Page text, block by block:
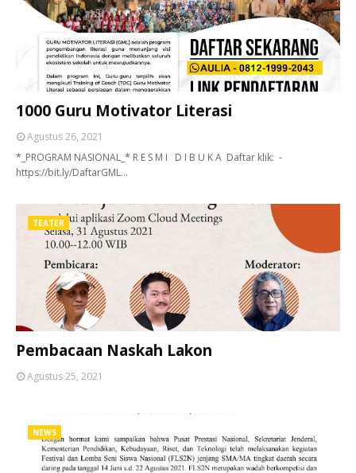
1000 Guru Motivator Literasi
Agustus 26, 2021
*_PROGRAM NASIONAL_* R E S M I D I B U K A Daftar klik: -
https://bit.ly/DaftarGML…
TEATER
Pembacaan Naskah Lakon
Agustus 25, 2021
NEWS